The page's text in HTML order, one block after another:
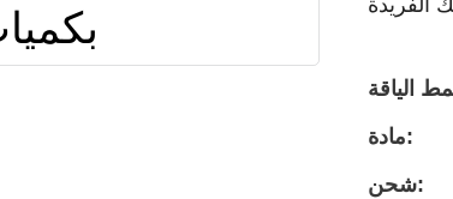
مادة:
شحن: